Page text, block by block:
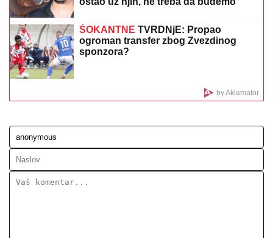
LUKASOVA NAJMLAĐA ĆERKA VIKTORIJA JE BAŠ
PORASLA!Sa sestrom Sofijom uživa na moru:
Ponosna mama Sonja pokazala fotke, puno joj srce
Leti iz Malage za
Beograd: Kačket na glavi, atlet majica i
KONTROLI morala da reaguje